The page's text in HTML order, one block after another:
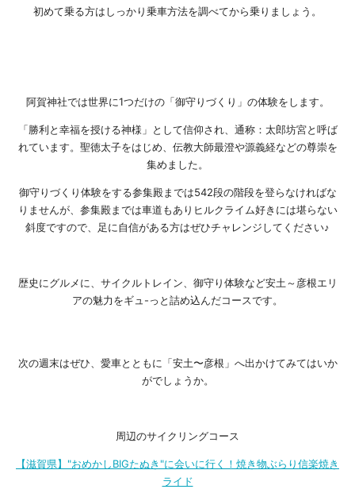
初めて乗る方はしっかり乗車方法を調べてから乗りましょう。
阿賀神社では世界に1つだけの「御守りづくり」の体験をします。
「勝利と幸福を授ける神様」として信仰され、通称：太郎坊宮と呼ば
れています。聖徳太子をはじめ、伝教大師最澄や源義経などの尊崇を
集めました。
御守りづくり体験をする参集殿までは542段の階段を登らなければな
りませんが、参集殿までは車道もありヒルクライム好きには堪らない
斜度ですので、足に自信がある方はぜひチャレンジしてください♪
歴史にグルメに、サイクルトレイン、御守り体験など安土～彦根エリ
アの魅力をギュ-っと詰め込んだコースです。
次の週末はぜひ、愛車とともに「安土〜彦根」へ出かけてみてはいか
がでしょうか。
周辺のサイクリングコース
【滋賀県】"おめかしBIGたぬき"に会いに行く！焼き物ぶらり信楽焼き
ライド